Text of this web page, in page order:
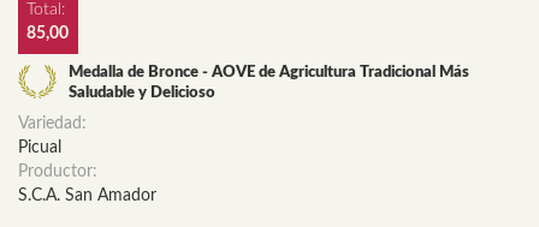
Total:
85,00
Medalla de Bronce - AOVE de Agricultura Tradicional Más
Saludable y Delicioso
Variedad:
Picual
Productor:
S.C.A. San Amador